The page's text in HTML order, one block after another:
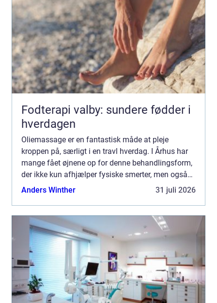
Fodterapi valby: sundere fødder i
hverdagen
Oliemassage er en fantastisk måde at pleje
kroppen på, særligt i en travl hverdag. I Århus har
mange fået øjnene op for denne behandlingsform,
der ikke kun afhjælper fysiske smerter, men også
giver men...
Anders Winther 31 juli 2026